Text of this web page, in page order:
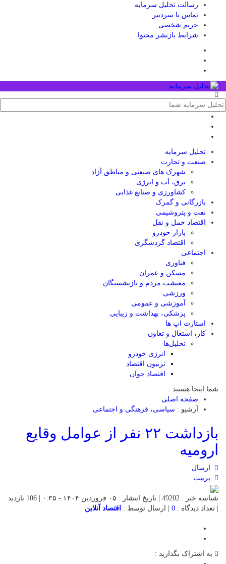
رسالت تحلیل سرمایه
تماس با سردبیر
حریم شخصی
شرایط بازنشر محتوا
تحلیل‌ سرمایه
صنعت و تجارت
شهرک های صنعتی و مناطق آزاد
برق، آب و انرژی
کشاورزی و صنایع غذایی
بازرگانی و گمرک
نفت و پتروشیمی
اقتصاد حمل و نقل
بازار خودرو
اقتصاد گردشگری
اجتماعی
فناوری
مسکن و عمران
معیشت مردم و بازنشستگان
ورزشی
آموزشی و عمومی
پزشکی، بهداشت و زیبایی
استارت اپ ها
کار، اشتغال و تعاون
تحلیل‌ها
انرژی خودرو
تریبون اقتصاد
اقتصاد جوان
شما اینجا هستید :
صفحه اصلی
آرشیو : سیاسی، فرهنگی و اجتماعی
بازداشت ۲۲ نفر از عوامل وقایع
ارومیه
ارسال
پرینت
شناسه خبر : 49202 | تاریخ انتشار : ۰۵ فروردین ۱۴۰۴ - ۰:۳۵ | 106 بازدید
| تعداد دیدگاه : 0 | ارسال توسط : اقتصاد آنلاین
به اشتراک بگذارید :